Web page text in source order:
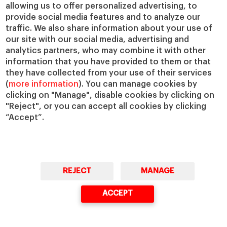
allowing us to offer personalized advertising, to
provide social media features and to analyze our
traffic. We also share information about your use of
our site with our social media, advertising and
analytics partners, who may combine it with other
information that you have provided to them or that
they have collected from your use of their services
(more information). You can manage cookies by
clicking on "Manage", disable cookies by clicking on
"Reject", or you can accept all cookies by clicking
“Accept”.
REJECT MANAGE
ACCEPT
IESE Insight
IESE Publishing
Colabora con el IESE
Servicios
Biblioteca
Canal de Compliance
Capellanía
IESE Shop
Jobs @IESE
Préstamos y becas
© Copyright, 2026. IESE Business School | University of Navarra
Cookies Ciberseguridad